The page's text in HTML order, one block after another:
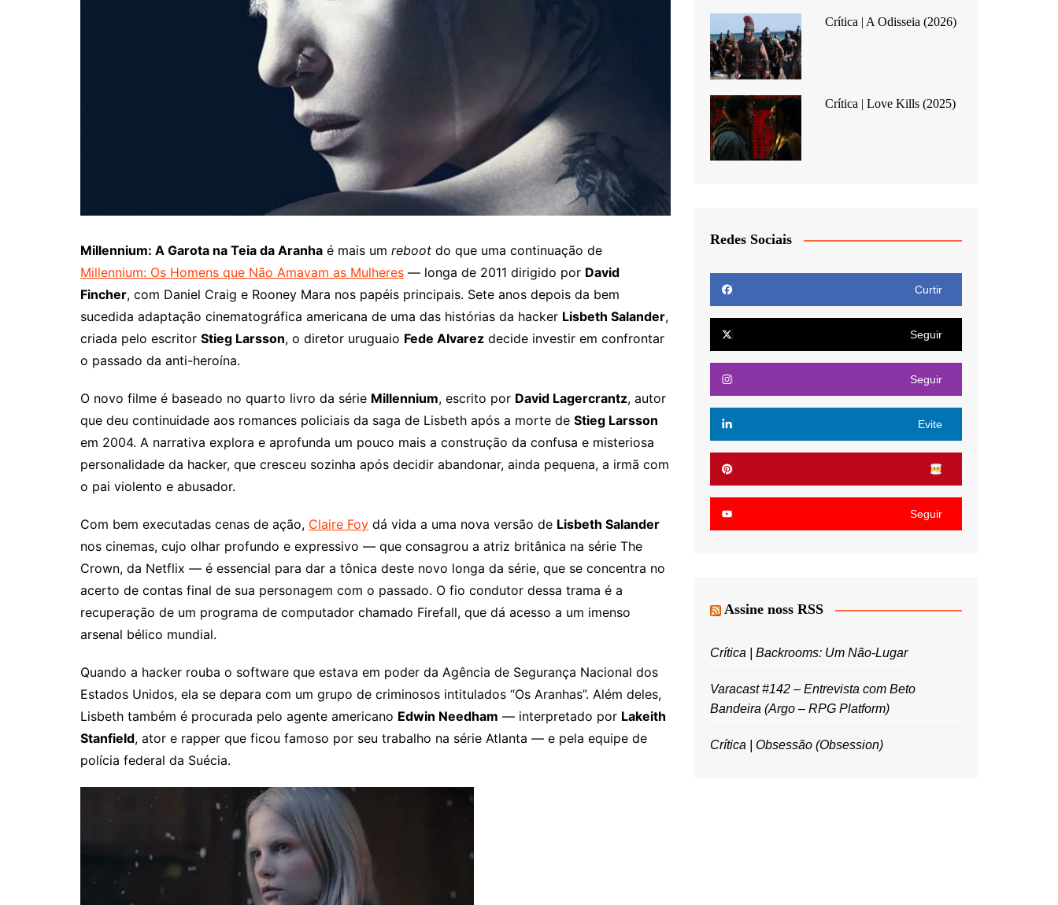
Millennium: A Garota na Teia da Aranha é mais um reboot do que uma continuação de
Millennium: Os Homens que Não Amavam as Mulheres — longa de 2011 dirigido por David
Fincher, com Daniel Craig e Rooney Mara nos papéis principais. Sete anos depois da bem
sucedida adaptação cinematográfica americana de uma das histórias da hacker Lisbeth Salander,
criada pelo escritor Stieg Larsson, o diretor uruguaio Fede Alvarez decide investir em confrontar
o passado da anti-heroína.
O novo filme é baseado no quarto livro da série Millennium, escrito por David Lagercrantz, autor
que deu continuidade aos romances policiais da saga de Lisbeth após a morte de Stieg Larsson
em 2004. A narrativa explora e aprofunda um pouco mais a construção da confusa e misteriosa
personalidade da hacker, que cresceu sozinha após decidir abandonar, ainda pequena, a irmã com
o pai violento e abusador.
Com bem executadas cenas de ação, Claire Foy dá vida a uma nova versão de Lisbeth Salander
nos cinemas, cujo olhar profundo e expressivo — que consagrou a atriz britânica na série The
Crown, da Netflix — é essencial para dar a tônica deste novo longa da série, que se concentra no
acerto de contas final de sua personagem com o passado. O fio condutor dessa trama é a
recuperação de um programa de computador chamado Firefall, que dá acesso a um imenso
arsenal bélico mundial.
Quando a hacker rouba o software que estava em poder da Agência de Segurança Nacional dos
Estados Unidos, ela se depara com um grupo de criminosos intitulados “Os Aranhas”. Além deles,
Lisbeth também é procurada pelo agente americano Edwin Needham — interpretado por Lakeith
Stanfield, ator e rapper que ficou famoso por seu trabalho na série Atlanta — e pela equipe de
polícia federal da Suécia.
Crítica | A Odisseia (2026)
Crítica | Love Kills (2025)
Redes Sociais
Curtir
Seguir
Seguir
Evite
Seguir
Assine noss RSS
Crítica | Backrooms: Um Não-Lugar
Varacast #142 – Entrevista com Beto
Bandeira (Argo – RPG Platform)
Crítica | Obsessão (Obsession)